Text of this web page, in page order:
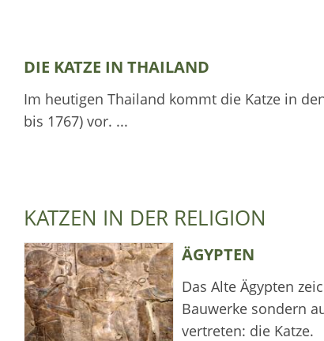
DIE KATZE IN THAILAND
Im heutigen Thailand kommt die Katze in
bis 1767) vor. ...
KATZEN IN DER RELIGION
ÄGYPTEN
Das Alte Ägypten
Bauwerke sondern
vertreten: die Katze.